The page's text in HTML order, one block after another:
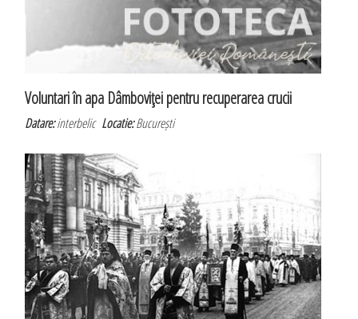
Voluntari în apa Dâmboviţei pentru recuperarea crucii
Datare:interbelicLocatie:București